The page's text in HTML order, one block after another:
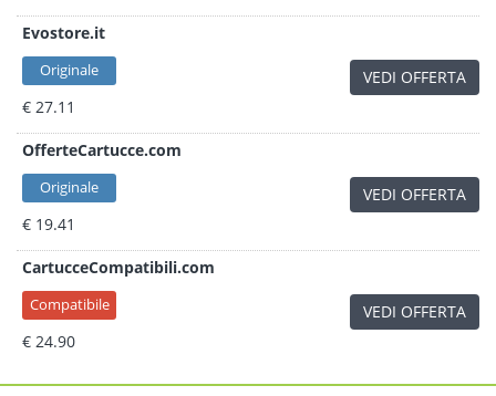
Evostore.it
Originale
€ 27.11
VEDI OFFERTA
OfferteCartucce.com
Originale
€ 19.41
VEDI OFFERTA
CartucceCompatibili.com
Compatibile
€ 24.90
VEDI OFFERTA